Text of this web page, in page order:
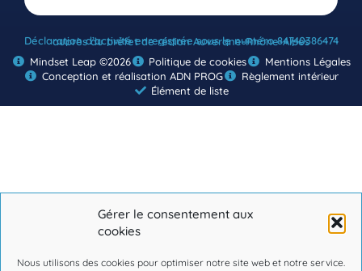
Gérer le consentement aux
cookies
Nous utilisons des cookies pour optimiser notre site web et notre service.
Déclaration d’activité enregistrée sous le numéro 84740386474
auprès du préfet de région Auvergne-Rhône-Alpes
Mindset Leap ©2026
Politique de cookies
Mentions Légales
Conception et réalisation ADN PROG
Règlement intérieur
Élément de liste